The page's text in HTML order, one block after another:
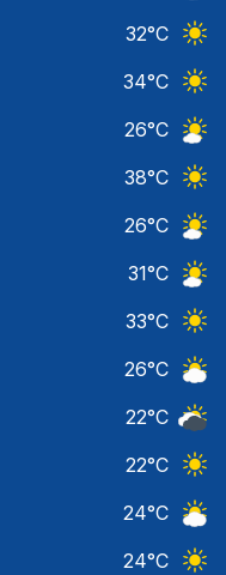
32°C
34°C
26°C
38°C
26°C
31°C
33°C
26°C
22°C
22°C
24°C
24°C